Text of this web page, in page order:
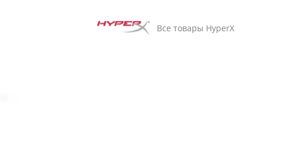
Все товары HyperX